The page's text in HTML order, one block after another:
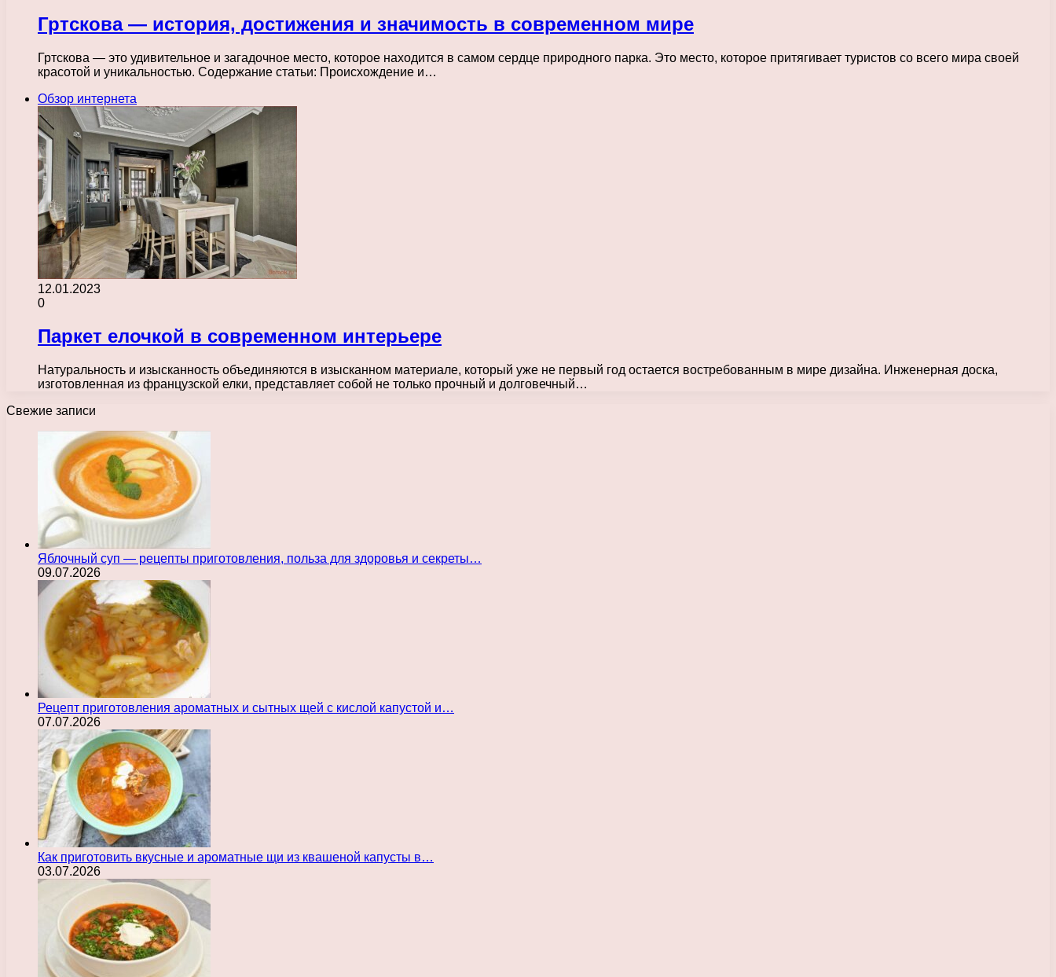
Гртскова — история, достижения и значимость в современном мире
Гртскова — это удивительное и загадочное место, которое находится в самом сердце природного парка. Это место, которое притягивает туристов со всего мира своей
красотой и уникальностью. Содержание статьи: Происхождение и…
Обзор интернета
12.01.2023
0
Паркет елочкой в современном интерьере
Натуральность и изысканность объединяются в изысканном материале, который уже не первый год остается востребованным в мире дизайна. Инженерная доска,
изготовленная из французской елки, представляет собой не только прочный и долговечный…
Свежие записи
Яблочный суп — рецепты приготовления, польза для здоровья и секреты…
09.07.2026
Рецепт приготовления ароматных и сытных щей с кислой капустой и…
07.07.2026
Как приготовить вкусные и ароматные щи из квашеной капусты в…
03.07.2026